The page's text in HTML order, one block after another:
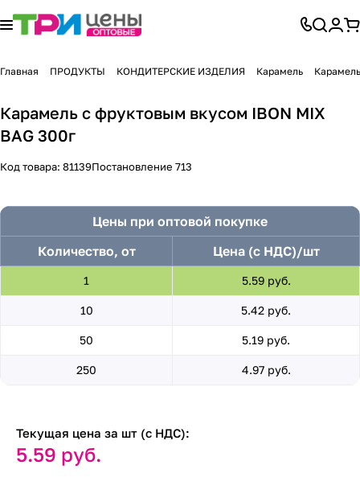
Главная ПРОДУКТЫ КОНДИТЕРСКИЕ ИЗДЕЛИЯ Карамель
Карамель с фруктовым вкусом IBON MIX
BAG 300г
Код товара: 81139Постановление 713
Цены при оптовой покупке
Количество, от
Цена (с НДС)/шт
1 5.59 руб.
10 5.42 руб.
50 5.19 руб.
250 4.97 руб.
Текущая цена за шт (с НДС):
5.59 руб.